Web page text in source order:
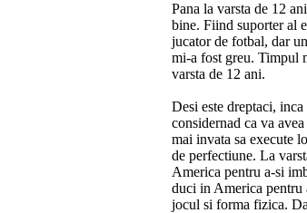
Pana la varsta de 12
bine. Fiind suporter al
jucator de fotbal, dar
mi-a fost greu. Timpul
varsta de 12 ani.
Desi este dreptaci,
considernad ca va
mai invata sa execute
de perfectiune. La
America pentru a-si
duci in America pentru
jocul si forma fizica.